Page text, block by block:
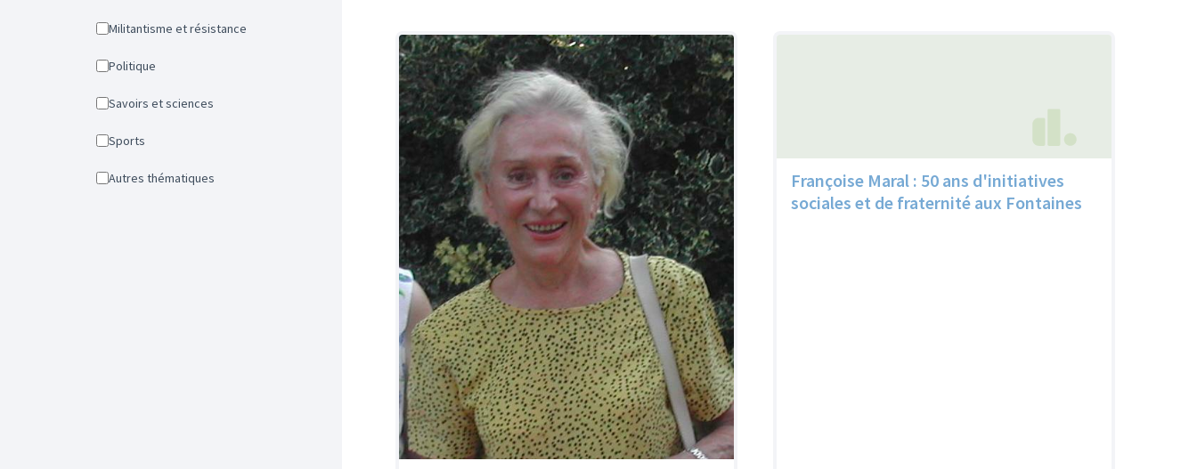
Militantisme et résistance
Politique
Savoirs et sciences
Sports
Autres thématiques
Françoise Maral : 50 ans d'initiatives
sociales et de fraternité aux Fontaines